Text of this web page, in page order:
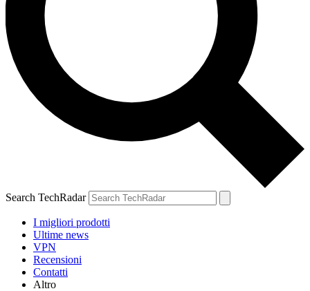
Search TechRadar
I migliori prodotti
Ultime news
VPN
Recensioni
Contatti
Altro